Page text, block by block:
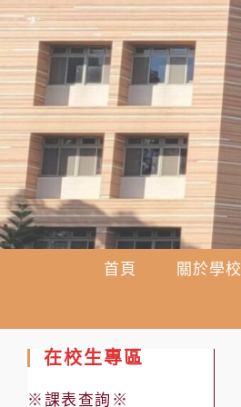
跳
轉
至
主
要
內
容
首頁 關於學校
在校生專區
※課表查詢※